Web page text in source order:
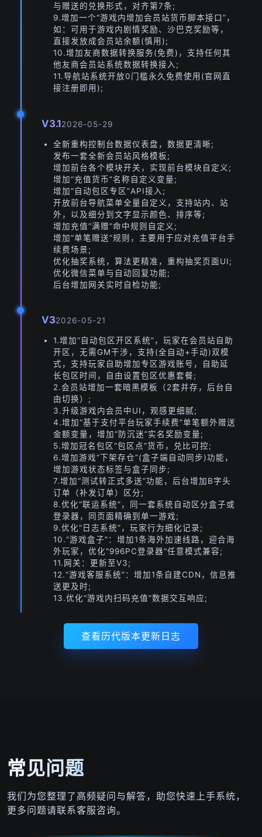
与赠送的兑换形式，对齐第7条;
9.增加一个“游戏内增加会员站货币脚本接口”，
如：可用于游戏内剧情奖励、沙巴克奖励等，
直接发放成会员站余额(慎用);
10.增加友商数据转换服务(免费)，支持任何其
他友商会员站系统数据转换接入;
11.导航站系统开放0门槛永久免费使用(官网直
接注册即用);
V3.12026-05-29
全新重构控制台数据仪表盘，数据更清晰;
发布一套全新会员站风格模板;
增加前台各个模块开关，实现前台模块自定义;
增加“充值货币”名称自定义变量;
增加“自动包区专区”API接入;
开放前台导航菜单全量自定义，支持站内、站
外，以及细分到文字显示颜色、排序等;
增加充值“满赠”命中规则自定义;
增加“单笔赠送”规则，主要用于应对充值平台手
续费场景;
优化抽奖系统，算法更精准，重构抽奖页面UI;
优化微信菜单与自动回复功能;
后台增加网关实时自检功能;
V32026-05-21
1.增加“自动包区开区系统”，玩家在会员站自助
开区，无需GM干涉，支持(全自动+手动)双模
式，支持玩家自助增加专区游戏账号，自助延
长包区时间，自由设置包区优惠套餐;
2.会员站增加一套暗黑模板（2套并存，后台自
由切换）;
3.升级游戏内会员中UI，观感更细腻;
4.增加“基于支付平台玩家手续费”单笔额外赠送
金额变量，增加“防沉迷”实名奖励变量;
5.增加冠名包区“包区点”货币，兑比可控;
6.增加游戏“下架存仓”(盒子端自动同步)功能，
增加游戏状态标签与盒子同步;
7.增加“测试转正式多送”功能，后台增加B字头
订单（补发订单）区分;
8.优化“联运系统”，同一套系统自动区分盒子或
登录器，同页面精确到单一游戏;
9.优化“日志系统”，玩家行为细化记录;
10.“游戏盒子”：增加1条海外加速线路，迎合海
外玩家，优化"996PC登录器"任意模式兼容;
11.网关：更新至V3;
12.“游戏客服系统”：增加1条自建CDN，信息推
送更及时;
13.优化“游戏内扫码充值”数据交互响应;
查看历代版本更新日志
常见问题
我们为您整理了高频疑问与解答，助您快速上手系统，
更多问题请联系客服咨询。